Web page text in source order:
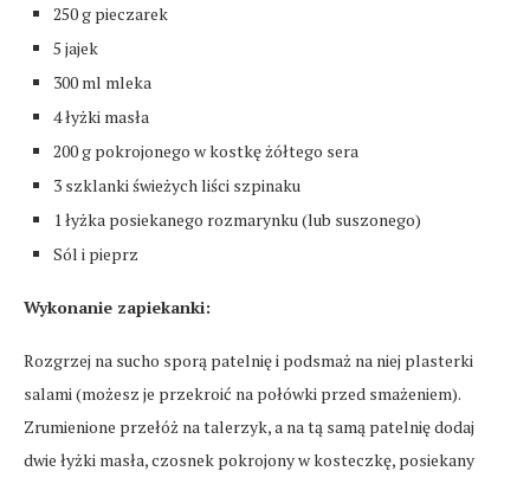
250 g pieczarek
5 jajek
300 ml mleka
4 łyżki masła
200 g pokrojonego w kostkę żółtego sera
3 szklanki świeżych liści szpinaku
1 łyżka posiekanego rozmarynku (lub suszonego)
Sól i pieprz
Wykonanie zapiekanki:
Rozgrzej na sucho sporą patelnię i podsmaż na niej plasterki
salami (możesz je przekroić na połówki przed smażeniem).
Zrumienione przełóż na talerzyk, a na tą samą patelnię dodaj
dwie łyżki masła, czosnek pokrojony w kosteczkę, posiekany